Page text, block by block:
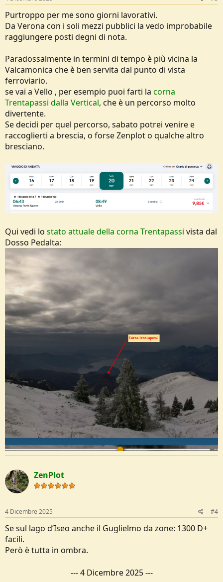
Purtroppo per me sono giorni lavorativi.
Da Verona con i soli mezzi pubblici la vedo improbabile
raggiungere posti degni di nota.
Paradossalmente in termini di tempo è più vicina la
Valcamonica che è ben servita dal punto di vista
ferroviario.
se vai a Vello , per esempio puoi farti la corna
Trentapassi dalla Vertical, che è un percorso molto
divertente.
Se decidi per quel percorso, sabato potrei venire e
raccoglierti a brescia, o forse Zenplot o qualche altro
bresciano.
Qui vedi lo stato attuale della corna Trentapassi vista dal
Dosso Pedalta:
ZenPlot
4 Dicembre 2025 #4
Se sul lago d’Iseo anche il Guglielmo da zone: 1300 D+
facili.
Però è tutta in ombra.
---4 Dicembre 2025---